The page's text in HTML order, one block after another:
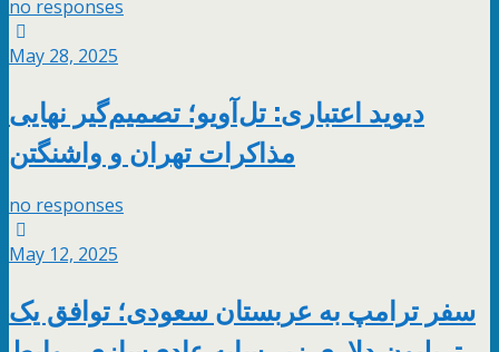
no responses
May 28, 2025
دیوید اعتباری: تل‌آویو؛ تصمیم‌گیر نهایی
مذاکرات تهران و واشنگتن
no responses
May 12, 2025
سفر ترامپ به عربستان سعودی؛ توافق یک